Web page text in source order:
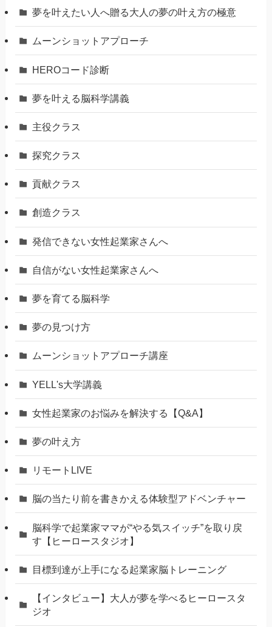
夢を叶えたい人へ贈る大人の夢の叶え方の極意
ムーンショットアプローチ
HEROコード診断
夢を叶える脳科学講義
主役クラス
探究クラス
貢献クラス
創造クラス
発信できない女性起業家さんへ
自信がない女性起業家さんへ
夢を育てる脳科学
夢の見つけ方
ムーンショットアプローチ講座
YELL's大学講義
女性起業家のお悩みを解決する【Q&A】
夢の叶え方
リモートLIVE
脳の当たり前を書きかえる体験型アドベンチャー
脳科学で起業家ママが“やる気スイッチ”を取り戻
す【ヒーロースタジオ】
⽬標到達が上⼿になる起業家脳トレーニング
【インタビュー】大人が夢を学べるヒーロースタ
ジオ